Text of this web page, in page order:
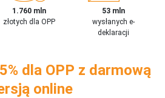
1.760 mln
złotych dla OPP
53 mln
wysłanych e-
deklaracji
dla OPP z darmową
online